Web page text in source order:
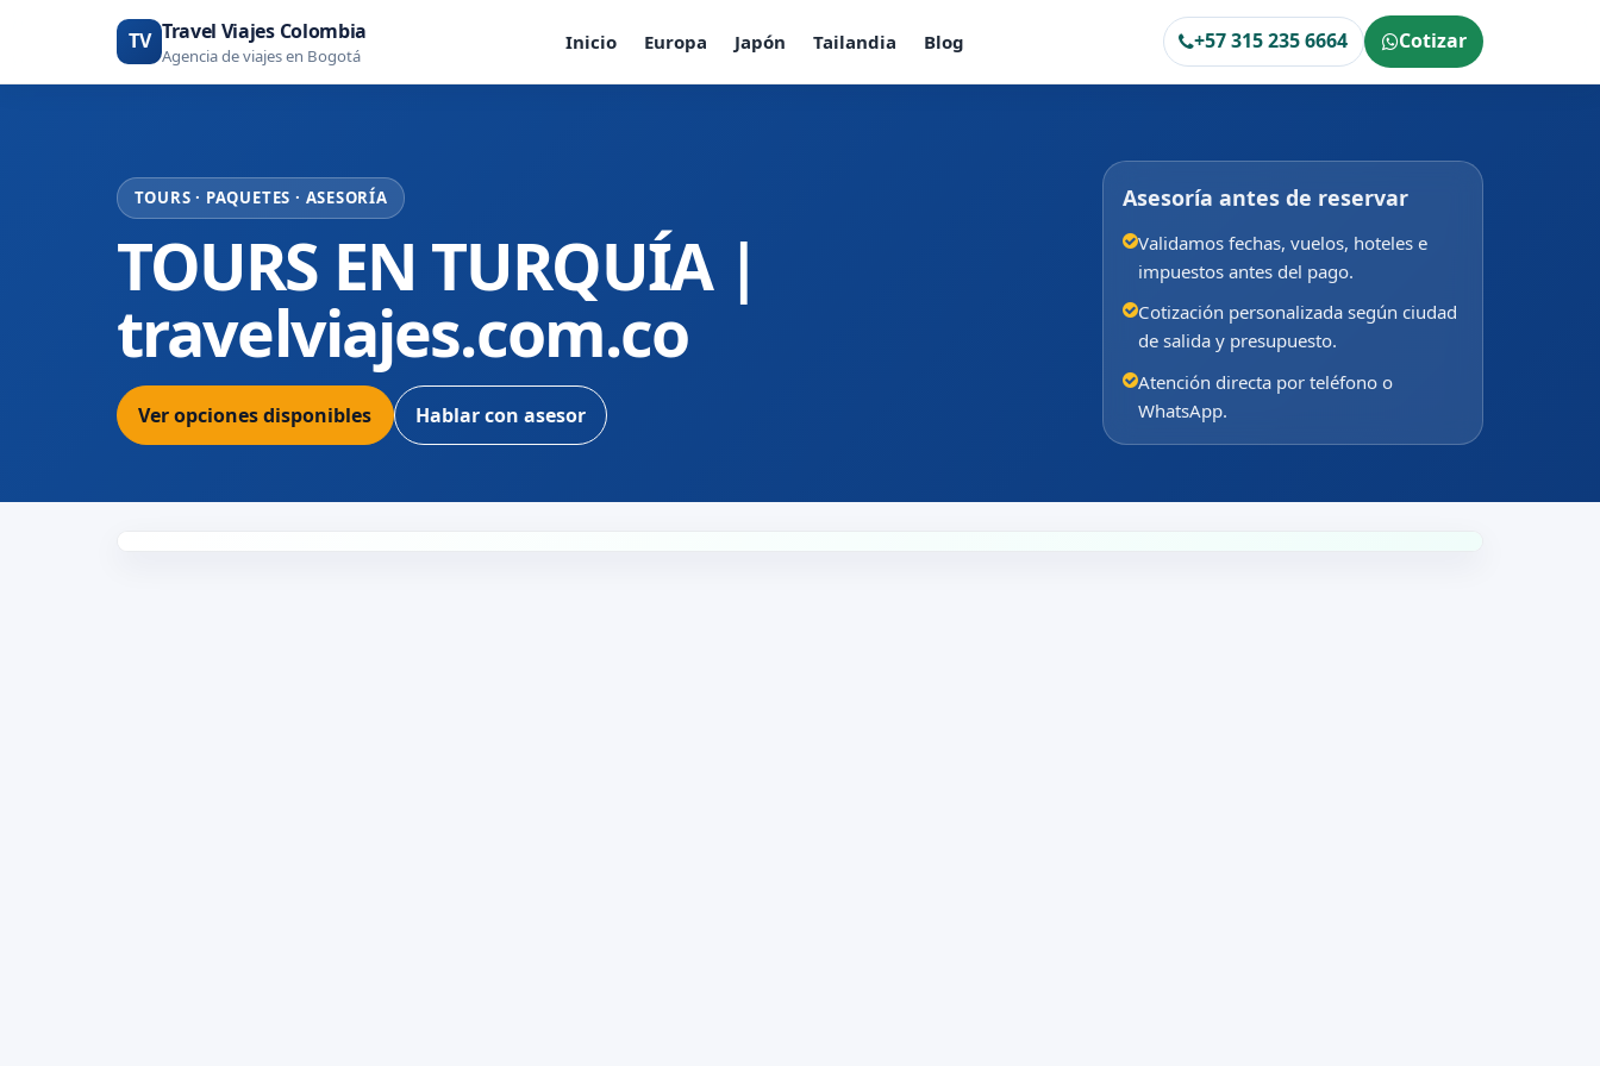
TV Travel Viajes Colombia
Agencia de viajes en Bogotá
Inicio Europa Japón Tailandia Blog +57 315 235 6664 Cotizar
TOURS · PAQUETES · ASESORÍA
TOURS EN TURQUÍA |
travelviajes.com.co
Ver opciones disponibles Hablar con asesor
Asesoría antes de reservar
Validamos fechas, vuelos, hoteles e
impuestos antes del pago.
Cotización personalizada según ciudad
de salida y presupuesto.
Atención directa por teléfono o
WhatsApp.